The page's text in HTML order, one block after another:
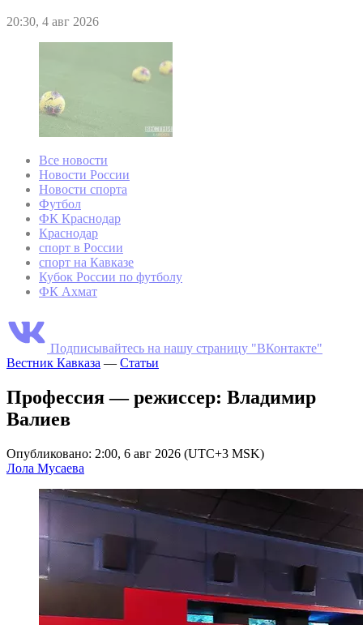
20:30, 4 авг 2026
Все новости
Новости России
Новости спорта
Футбол
ФК Краснодар
Краснодар
спорт в России
спорт на Кавказе
Кубок России по футболу
ФК Ахмат
Подписывайтесь на нашу страницу "ВКонтакте"
Вестник Кавказа — Статьи
Профессия — режиссер: Владимир
Валиев
Опубликовано: 2:00, 6 авг 2026 (UTC+3 MSK)
Лола Мусаева